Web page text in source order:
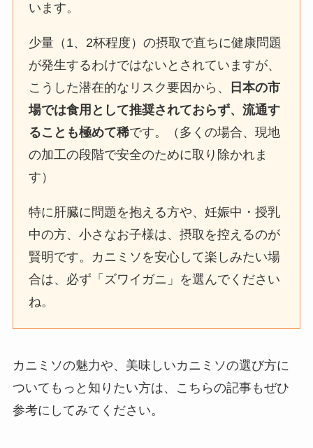
います。
少量（1、2杯程度）の摂取で直ちに健康問題
が発生するわけではないとされていますが、
こうした潜在的なリスク要因から、
日本の市
場では食用として推奨されておらず、流通す
ることも極めて稀です。（多くの場合、現地
の加工の段階で安全のために取り除かれま
す）
特に肝臓に問題を抱える方や、妊娠中・授乳
中の方、小さなお子様は、摂取を控えるのが
賢明です。カニミソを安心して楽しみたい場
合は、必ず「ズワイガニ」を選んでください
ね。
カニミソの魅力や、美味しいカニミソの選び方に
ついてもっと知りたい方は、こちらの記事もぜひ
参考にしてみてください。